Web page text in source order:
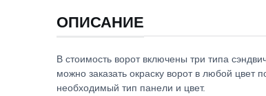
ОПИСАНИЕ
В стоимость ворот включены три типа
можно заказать окраску ворот в любой цвет
необходимый тип панели и цвет.